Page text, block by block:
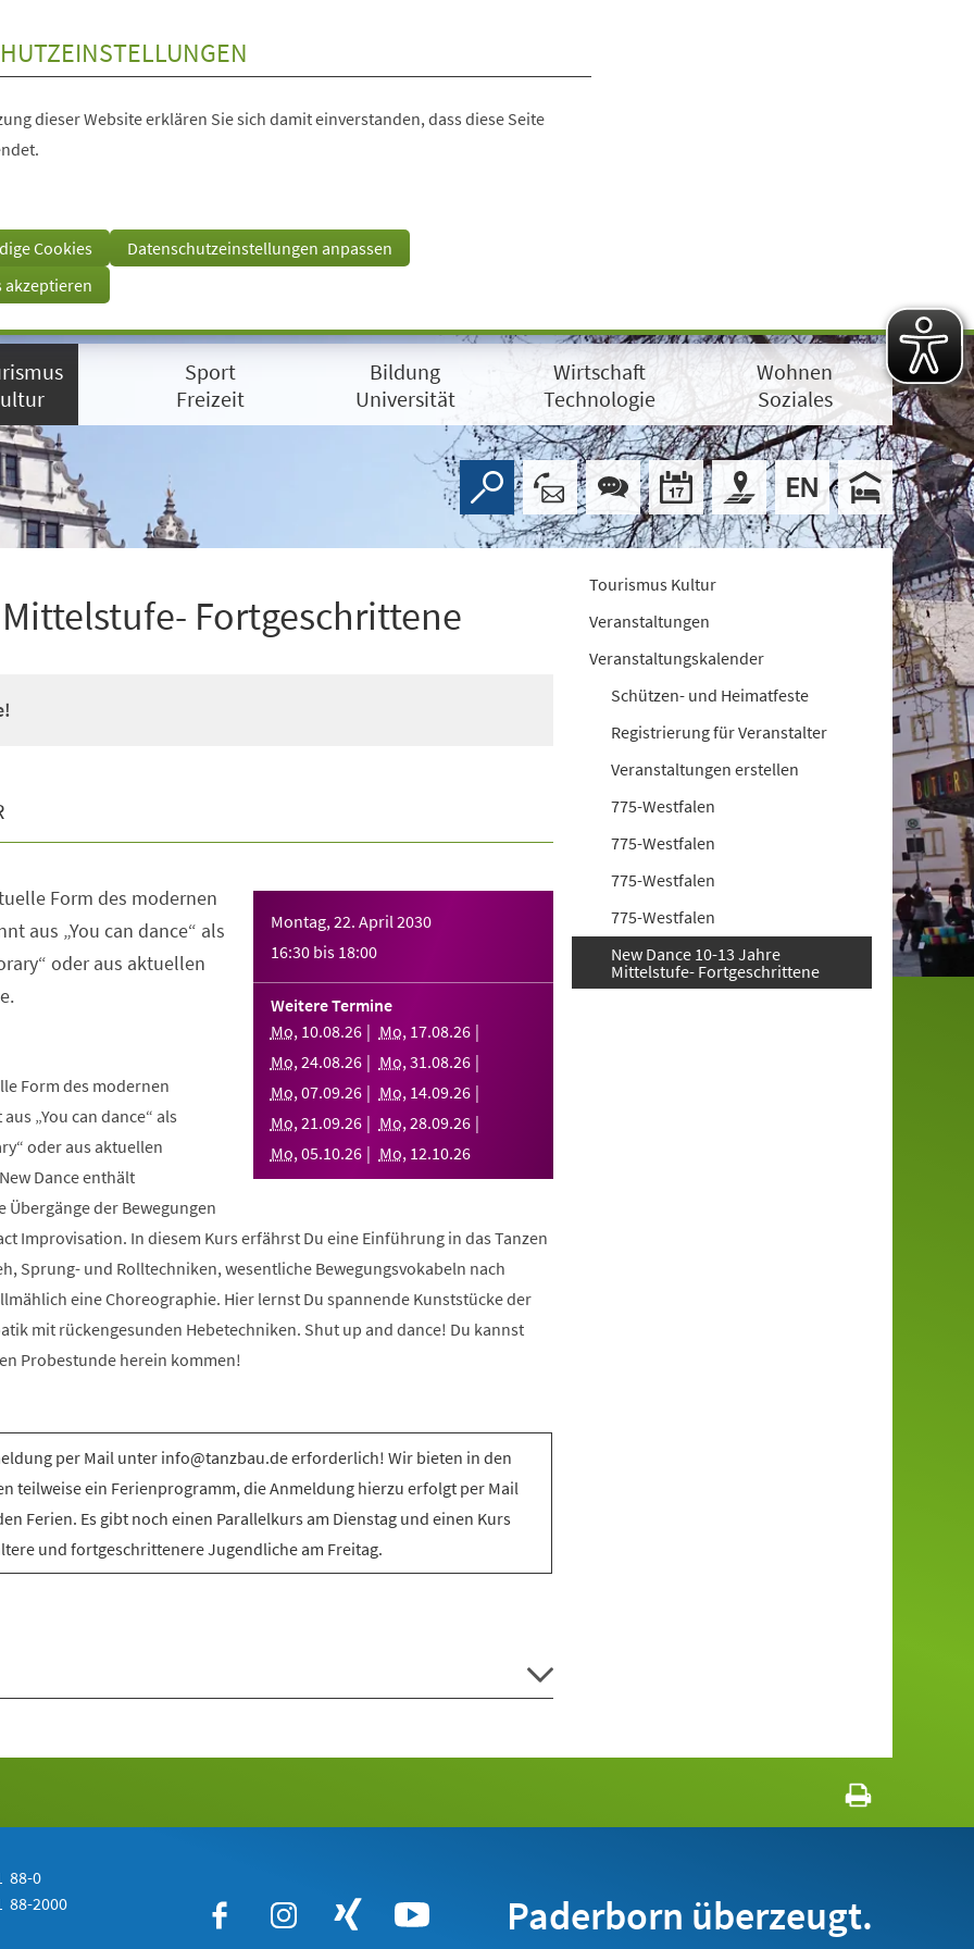
dieser Website erklären Sie sich damit einverstanden, dass diese Seite
Cookies
Datenschutzeinstellungen anpassen
akzeptieren
Sport
Freizeit
Bildung
Universität
Wirtschaft
Technologie
Wohnen
Soziales
Fortgeschrittene
Montag, 22. April 2030
16:30 bis 18:00
Weitere Termine
Mo, 10.08.26 Mo, 17.08.26
Mo,24.08.26 Mo,31.08.26
Mo,07.09.26 Mo, 14.09.26
Mo,21.09.26 Mo,28.09.26
Mo,05.10.26 Mo, 12.10.26
Form des modernen
aus „You can dance“ als
oder aus aktuellen
Form des modernen
„You can dance“ als
oder aus aktuellen
Dance enthält
der Bewegungen
Improvisation. In diesem Kurs erfährst Du eine Einführung in das Tanzen
Sprung- und Rolltechniken, wesentliche Bewegungsvokabeln nach
eine Choreographie. Hier lernst Du spannende Kunststücke der
mit rückengesunden Hebetechniken. Shut up and dance! Du kannst
Probestunde herein kommen!
per Mail unter info@tanzbau.de erforderlich! Wir bieten in den
teilweise ein Ferienprogramm, die Anmeldung hierzu erfolgt per Mail
Ferien. Es gibt noch einen Parallelkurs am Dienstag und einen Kurs
und fortgeschrittenere Jugendliche am Freitag.
Tourismus Kultur
Veranstaltungen
Veranstaltungskalender
Schützen- und Heimatfeste
Registrierung für Veranstalter
Veranstaltungen erstellen
775-Westfalen
775-Westfalen
775-Westfalen
775-Westfalen
New Dance 10-13 Jahre
Mittelstufe- Fortgeschrittene
88-0
88-2000 Paderborn überzeugt.